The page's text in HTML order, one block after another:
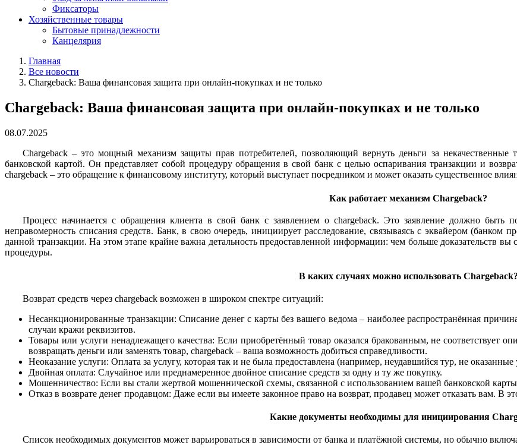
Фиксаторы
Хозяйственные товары
Бытовые принадлежности
Канцелярия
Главная
Все новости
Chargeback: Ваша финансовая защита при онлайн-покупках и не только
Chargeback: Ваша финансовая защита при онлайн-покупках и не только
08.07.2025
Chargeback – это мощный механизм защиты прав потребителей, позволяющий вернуть деньги за
банковской картой. Он представляет собой процедуру обращения в свой банк с целью оспаривания транзакции и
chargeback – это обращение к финансовому институту, который выступает посредником и может оказать существенное
Как работает механизм Chargeback?
Процесс начинается с обращения клиента в свой банк с заявлением о chargeback. Это заявление должно быть
неправомерность списания средств. Банк, в свою очередь, инициирует расследование, связываясь с эквайером (банком
данной транзакции. На этом этапе крайне важна детальность предоставленной информации: чем больше доказательств
процедуры.
В каких случаях можно использовать Chargeback?
Возврат средств через chargeback возможен в широком спектре ситуаций:
Несанкционированные транзакции: Списание денег с карты без вашего ведома – наиболее распространённая
случаи кражи реквизитов.
Товары или услуги ненадлежащего качества: Если приобретённый товар оказался бракованным, не соответствует
возвращать деньги или заменять товар, chargeback – ваша возможность добиться справедливости.
Неоказание услуги: Оплата за услугу, которая так и не была предоставлена (например, неудавшийся тур, не
Двойная оплата: Случайное или преднамеренное двойное списание средств за одну и ту же покупку.
Мошенничество: Если вы стали жертвой мошеннической схемы, связанной с использованием вашей банковской
Отказ в возврате денег продавцом: Даже если вы имеете законное право на возврат, продавец может отказать вам. В
Какие документы необходимы для инициирования
Список необходимых документов может варьироваться в зависимости от банка и платёжной системы, но обычно